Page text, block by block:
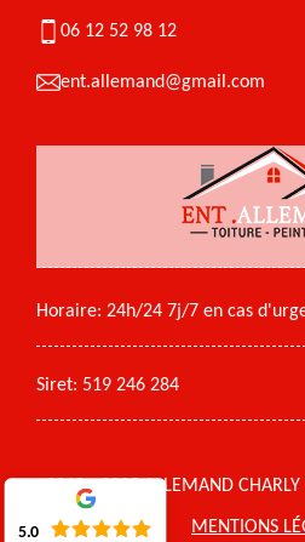
06 12 52 98 12
ent.allemand@gmail.com
Horaire: 24h/24 7j/7 en cas
Siret: 519 246 284
2018 - 2025 ALLEMAND
MENTIONS
5.0